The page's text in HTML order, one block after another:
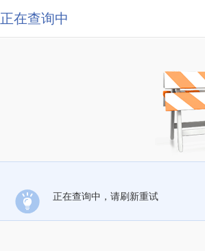
正在查询中
正在查询中，请刷新重试